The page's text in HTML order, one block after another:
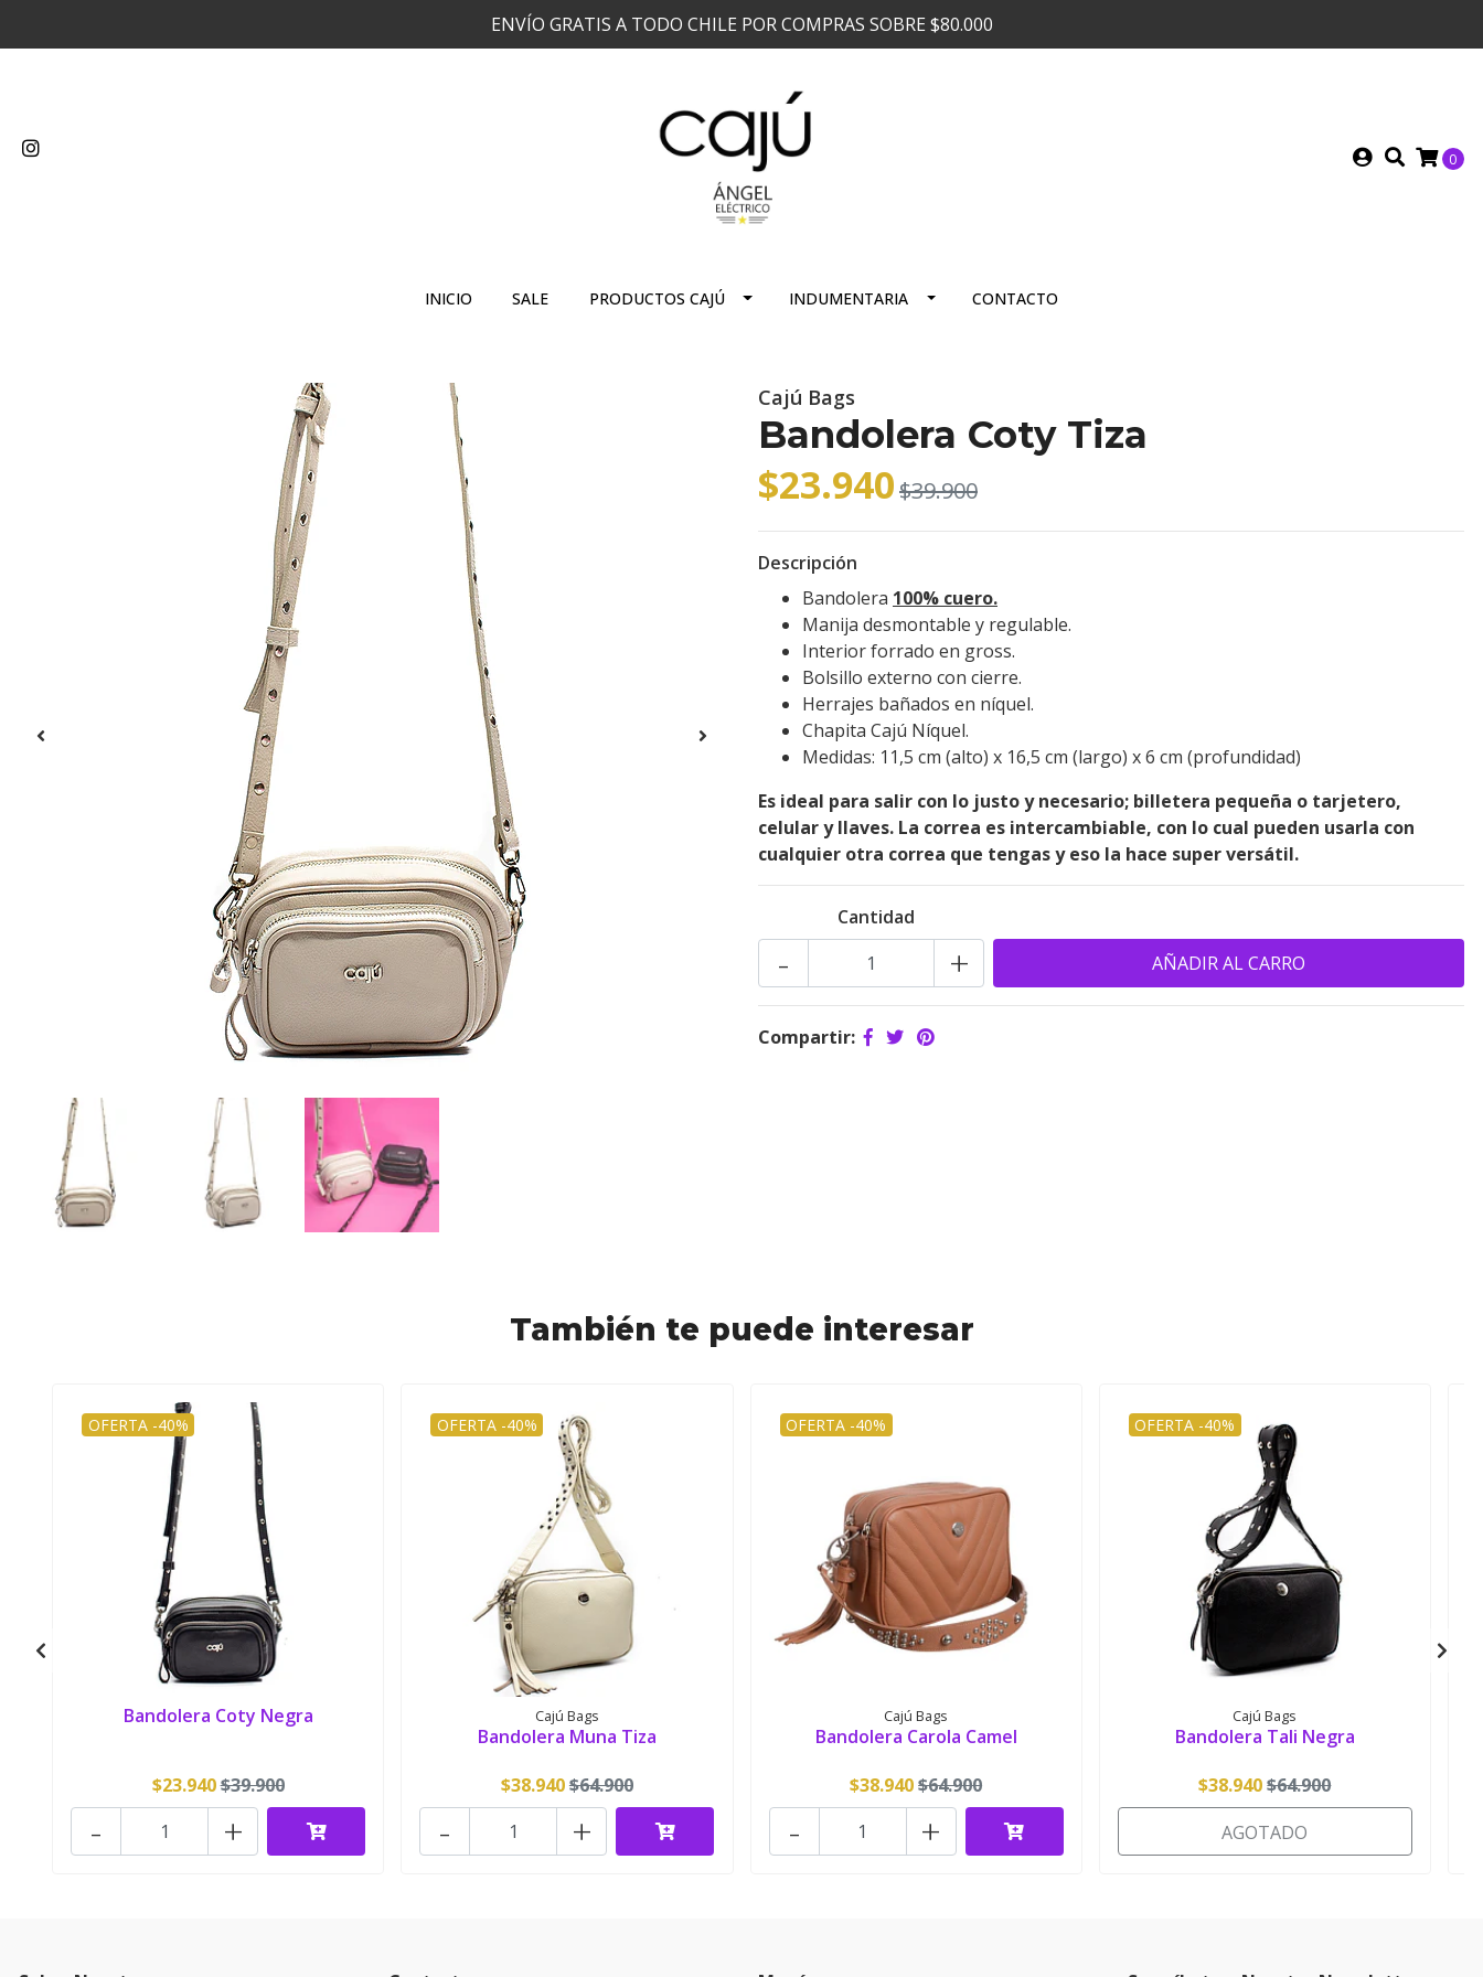
ENVÍO GRATIS A TODO CHILE POR COMPRAS SOBRE $80.000
0
INICIO SALE PRODUCTOS CAJÚ INDUMENTARIA CONTACTO
Cajú Bags
Bandolera Coty Tiza
$23.940$39.900
Descripción
Bandolera 100% cuero.
Manija desmontable y regulable.
Interior forrado en gross.
Bolsillo externo con cierre.
Herrajes bañados en níquel.
Chapita Cajú Níquel.
Medidas: 11,5 cm (alto) x 16,5 cm (largo) x 6 cm (profundidad)
Es ideal para salir con lo justo y necesario; billetera pequeña o tarjetero,
celular y llaves. La correa es intercambiable, con lo cual pueden usarla con
cualquier otra correa que tengas y eso la hace super versátil.
Cantidad
+
-
Compartir:
También te puede interesar
OFERTA -40%
Bandolera Coty Negra
$23.940$39.900
+
-
OFERTA -40%
Cajú Bags
Bandolera Muna Tiza
$38.940$64.900
+
-
OFERTA -40%
Cajú Bags
Bandolera Carola Camel
$38.940$64.900
+
-
OFERTA -40%
Cajú Bags
Bandolera Tali Negra
$38.940$64.900
AGOTADO